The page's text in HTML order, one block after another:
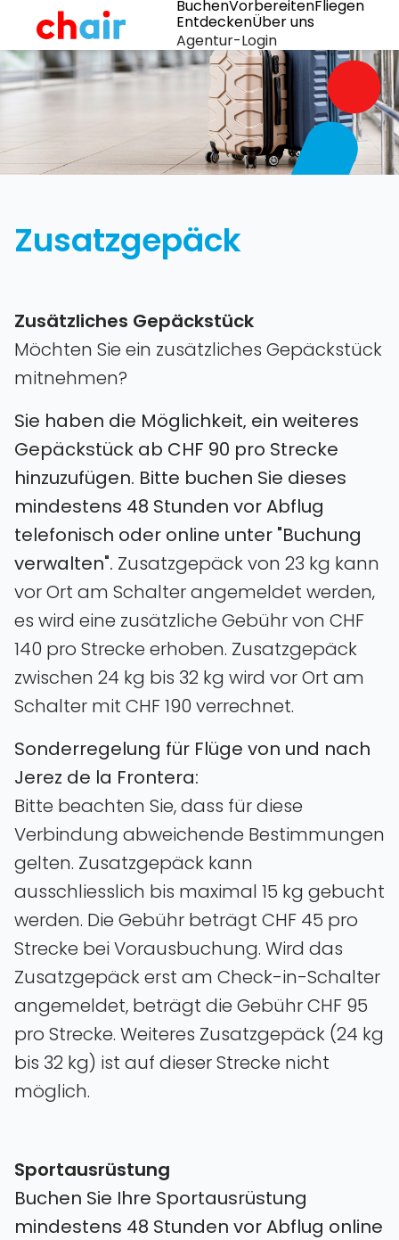
BuchenVorbereitenFliegen
EntdeckenÜber uns
Agentur-Login
Zusatzgepäck
Zusätzliches Gepäckstück
Möchten Sie ein zusätzliches Gepäckstück
mitnehmen?
Sie haben die Möglichkeit‚ ein weiteres
Gepäckstück ab CHF 90 pro Strecke
hinzuzufügen. Bitte buchen Sie dieses
mindestens 48 Stunden vor Abflug
telefonisch oder online unter "Buchung
verwalten". Zusatzgepäck von 23 kg kann
vor Ort am Schalter angemeldet werden‚
es wird eine zusätzliche Gebühr von CHF
140 pro Strecke erhoben. Zusatzgepäck
zwischen 24 kg bis 32 kg wird vor Ort am
Schalter mit CHF 190 verrechnet.
Sonderregelung für Flüge von und nach
Jerez de la Frontera:
Bitte beachten Sie, dass für diese
Verbindung abweichende Bestimmungen
gelten. Zusatzgepäck kann
ausschliesslich bis maximal 15 kg gebucht
werden. Die Gebühr beträgt CHF 45 pro
Strecke bei Vorausbuchung. Wird das
Zusatzgepäck erst am Check-in-Schalter
angemeldet, beträgt die Gebühr CHF 95
pro Strecke. Weiteres Zusatzgepäck (24 kg
bis 32 kg) ist auf dieser Strecke nicht
möglich.
Sportausrüstung
Buchen Sie Ihre Sportausrüstung
mindestens 48 Stunden vor Abflug online